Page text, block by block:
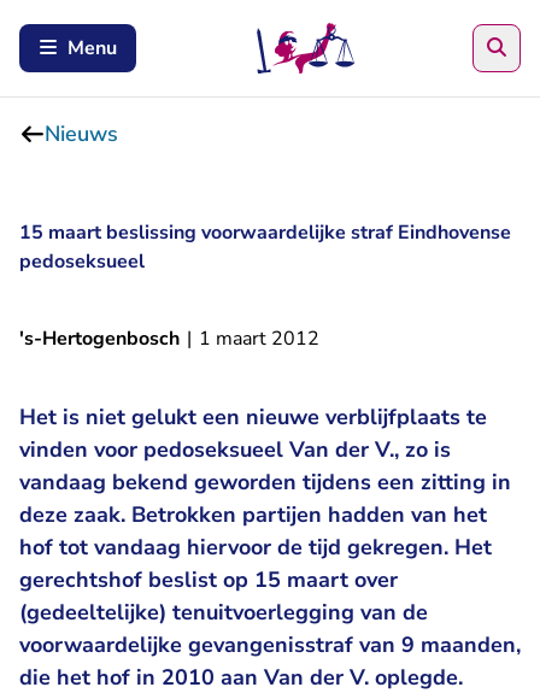
Menu
Nieuws
15 maart beslissing voorwaardelijke straf Eindhovense
pedoseksueel
's-Hertogenbosch | 1 maart 2012
Het is niet gelukt een nieuwe verblijfplaats te
vinden voor pedoseksueel Van der V., zo is
vandaag bekend geworden tijdens een zitting in
deze zaak. Betrokken partijen hadden van het
hof tot vandaag hiervoor de tijd gekregen. Het
gerechtshof beslist op 15 maart over
(gedeeltelijke) tenuitvoerlegging van de
voorwaardelijke gevangenisstraf van 9 maanden,
die het hof in 2010 aan Van der V. oplegde.